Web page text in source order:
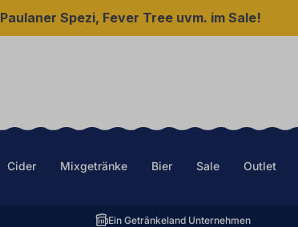
Paulaner Spezi, Fever Tree uvm. im Sale!
Cider Mixgetränke Bier Sale Outlet
Ein Getränkeland Unternehmen